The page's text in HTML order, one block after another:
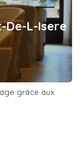
De-L-Isere
grâce aux